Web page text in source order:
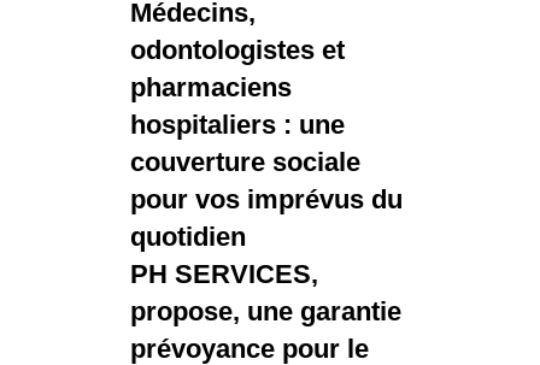
Médecins,
odontologistes et
pharmaciens
hospitaliers : une
couverture sociale
pour vos imprévus du
quotidien
PH SERVICES,
propose, une garantie
prévoyance pour le